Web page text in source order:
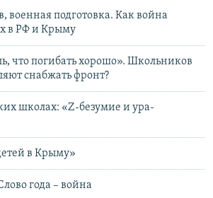
военная подготовка. Как война
в РФ и Крыму
что погибать хорошо». Школьников
снабжать фронт?
школах: «Z-безумие и ура-
в Крыму»
года – война